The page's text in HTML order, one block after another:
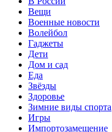
Вещи
Военные новости
Волейбол
Гаджеты
Дети
Дом и сад
Еда
Звёзды
Здоровье
Зимние виды спорта
Игры
Импортозамещение